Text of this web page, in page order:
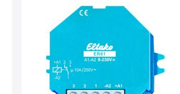
undviker man eventuella problem
med spolförlusteffekter och
värmeutveckling även om reläet är i